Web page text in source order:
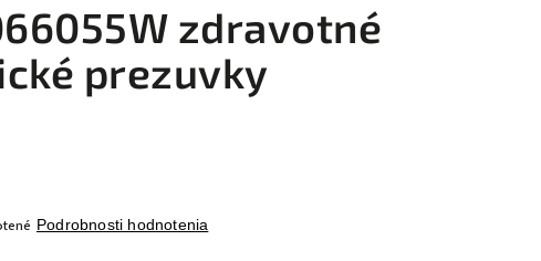
zdravotné
prezuvky
Podrobnosti hodnotenia